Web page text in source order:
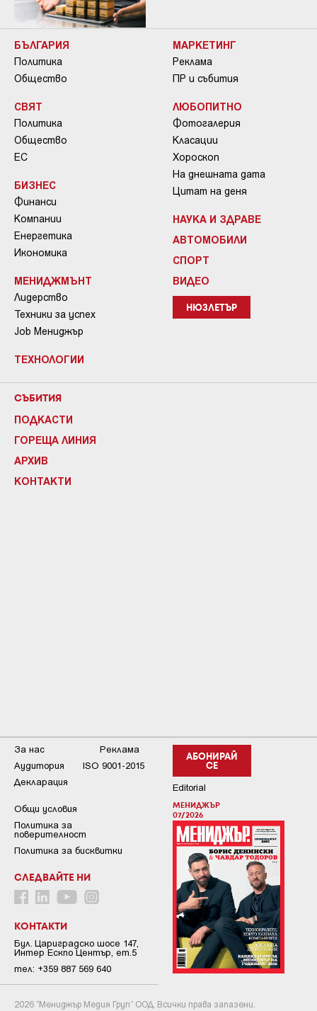
БЪЛГАРИЯ
Политика
Общество
СВЯТ
Политика
Общество
ЕС
БИЗНЕС
Финанси
Компании
Енергетика
Икономика
МЕНИДЖМЪНТ
Лидерство
Техники за успех
Job Мениджър
ТЕХНОЛОГИИ
МАРКЕТИНГ
Реклама
ПР и събития
ЛЮБОПИТНО
Фотогалерия
Класации
Хороскоп
На днешната дата
Цитат на деня
НАУКА И ЗДРАВЕ
АВТОМОБИЛИ
СПОРТ
ВИДЕО
НЮЗЛЕТЪР
СЪБИТИЯ
ПОДКАСТИ
ГОРЕЩА ЛИНИЯ
АРХИВ
КОНТАКТИ
АБОНИРАЙ
СЕ
Editorial
МЕНИДЖЪР
07/2026
За нас
Реклама
Аудитория
ISO 9001-2015
Декларация
Общи условия
Пoлитикa зa
пoвepитeлнocт
Политика за бисквитки
СЛЕДВАЙТЕ НИ
КОНТАКТИ
Бул. Цариградско шосе 147,
Интер Ескпо Център, ет.5
тел: +359 887 569 640
2026 “Мениджър Медия Груп” ООД. Всички права запазени.